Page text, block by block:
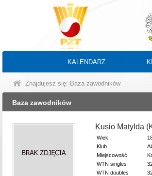
KALENDARZ
Znajdujesz się: Baza zawodników
Baza zawodników
Kusio Matylda
Wiek
Klub
Miejscowość
WTN singles
WTN doubles